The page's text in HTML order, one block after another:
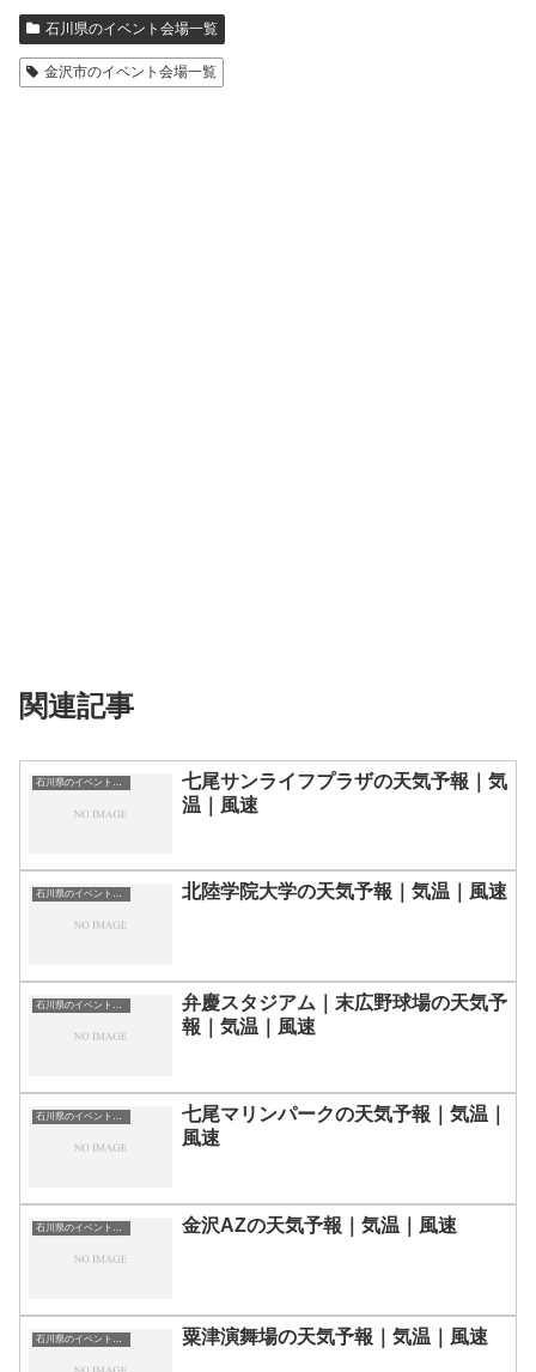
石川県のイベント会場一覧
金沢市のイベント会場一覧
関連記事
石川県のイベント会場一覧
七尾サンライフプラザの天気予報｜気
温｜風速
石川県のイベント会場一覧 北陸学院大学の天気予報｜気温｜風速
石川県のイベント会場一覧
弁慶スタジアム｜末広野球場の天気予
報｜気温｜風速
石川県のイベント会場一覧
七尾マリンパークの天気予報｜気温｜
風速
石川県のイベント会場一覧 金沢AZの天気予報｜気温｜風速
石川県のイベント会場一覧 粟津演舞場の天気予報｜気温｜風速